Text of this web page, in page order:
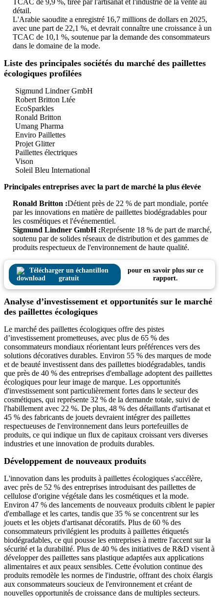
TCAC de 9,9 %, tirée par l'artisanat et l'industrie de la vente au
détail.
L'Arabie saoudite a enregistré 16,7 millions de dollars en 2025,
avec une part de 22,1 %, et devrait connaître une croissance à un
TCAC de 10,1 %, soutenue par la demande des consommateurs
dans le domaine de la mode.
Liste des principales sociétés du marché des paillettes
écologiques profilées
Sigmund Lindner GmbH
Robert Britton Ltée
EcoSparkles
Ronald Britton
Umang Pharma
Enviro Paillettes
Projet Glitter
Paillettes électriques
Vison
Soleil Bleu International
Principales entreprises avec la part de marché la plus élevée
Ronald Britton :Détient près de 22 % de part mondiale, portée
par les innovations en matière de paillettes biodégradables pour
les cosmétiques et l'événementiel.
Sigmund Lindner GmbH :Représente 18 % de part de marché,
soutenu par de solides réseaux de distribution et des gammes de
produits respectueux de l'environnement de haute qualité.
Télécharger un échantillon
gratuit
pour en savoir plus sur ce
rapport.
Analyse d’investissement et opportunités sur le marché
des paillettes écologiques
Le marché des paillettes écologiques offre des pistes
d’investissement prometteuses, avec plus de 65 % des
consommateurs mondiaux réorientant leurs préférences vers des
solutions décoratives durables. Environ 55 % des marques de mode
et de beauté investissent dans des paillettes biodégradables, tandis
que près de 40 % des entreprises d'emballage adoptent des paillettes
écologiques pour leur image de marque. Les opportunités
d'investissement sont particulièrement fortes dans le secteur des
cosmétiques, qui représente 32 % de la demande totale, suivi de
l'habillement avec 22 %. De plus, 48 ​​% des détaillants d'artisanat et
45 % des fabricants de jouets devraient intégrer des paillettes
respectueuses de l'environnement dans leurs portefeuilles de
produits, ce qui indique un flux de capitaux croissant vers diverses
industries et une innovation de produits durables.
Développement de nouveaux produits
L'innovation dans les produits à paillettes écologiques s'accélère,
avec près de 52 % des entreprises introduisant des paillettes de
cellulose d'origine végétale dans les cosmétiques et la mode.
Environ 47 % des lancements de nouveaux produits ciblent le papier
d'emballage et les cartes, tandis que 35 % se concentrent sur les
jouets et les objets d'artisanat décoratifs. Plus de 60 % des
consommateurs privilégient les produits à paillettes étiquetés
biodégradables, ce qui pousse les entreprises à mettre l'accent sur la
sécurité et la durabilité. Plus de 40 % des initiatives de R&D visent à
développer des paillettes sans plastique adaptées aux applications
alimentaires et aux peaux sensibles. Cette évolution continue des
produits remodèle les normes de l'industrie, offrant des choix élargis
aux consommateurs soucieux de l'environnement et créant de
nouvelles opportunités de croissance dans de multiples secteurs.